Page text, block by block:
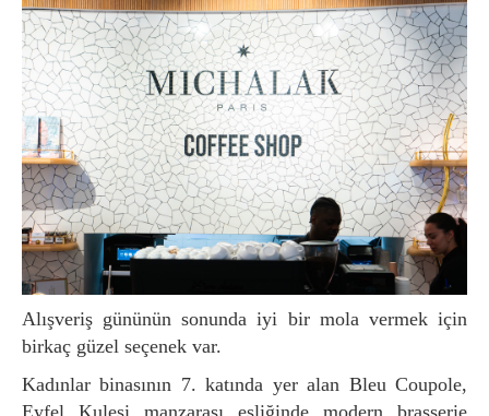
Alışveriş gününün sonunda iyi bir mola vermek için
birkaç güzel seçenek var.
Kadınlar binasının 7. katında yer alan Bleu Coupole,
Eyfel Kulesi manzarası eşliğinde modern brasserie